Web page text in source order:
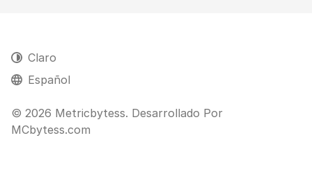
© 2026 Metricbytess. Desarrollado Por
MCbytess.com
Claro
Español